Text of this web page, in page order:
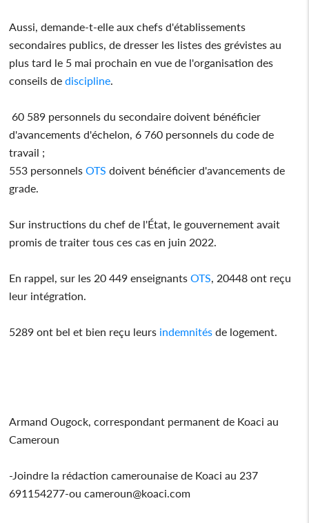
Aussi, demande-t-elle aux chefs d'établissements
secondaires publics, de dresser les listes des grévistes au
plus tard le 5 mai prochain en vue de l'organisation des
conseils de discipline.
60 589 personnels du secondaire doivent bénéficier
d'avancements d'échelon, 6 760 personnels du code de
travail ;
553 personnels OTS doivent bénéficier d'avancements de
grade.
Sur instructions du chef de l'État, le gouvernement avait
promis de traiter tous ces cas en juin 2022.
En rappel, sur les 20 449 enseignants OTS, 20448 ont reçu
leur intégration.
5289 ont bel et bien reçu leurs indemnités de logement.
Armand Ougock, correspondant permanent de Koaci au
Cameroun
-Joindre la rédaction camerounaise de Koaci au 237
691154277-ou cameroun@koaci.com